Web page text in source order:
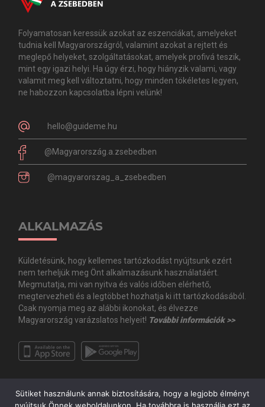
Folyamatosan keressük azokat az eszenciákat, amelyeket
tudnia kell Magyarországról, valamint azokat a rejtett és
meglepő helyeket, szolgáltatásokat, amelyek profivá teszik,
mint egy igazi helyi. Ha úgy érzi, hogy hiányzik valami, vagy
valamit meg kell változtatni, hogy minden tökéletes legyen,
ne habozzon kapcsolatba lépni velünk!
hello@guideme.hu
@Magyarország.a.zsebedben
@magyarorszag_a_zsebedben
ALKALMAZÁS
Küldetésünk, hogy kellemes tartózkodást nyújtsunk ezért
nem terheljük meg Önt alkalmazásunk használatáért.
Megmutatja, mi van nyitva és valós időben elérhető,
megtervezheti és a legtöbbet hozhatja ki itt tartózkodásából.
Csak nyomja meg az alábbi ikonokat, és élvezze
Magyarország varázslatos helyeit! További információk >>
Sütiket használunk annak biztosítására, hogy a legjobb élményt